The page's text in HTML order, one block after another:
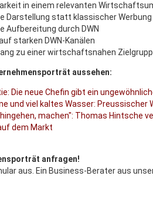
in einem relevanten
Darstellung statt klassischer Werbung
Aufbereitung durch DWN
starken DWN-Kanälen
zu einer wirtschaftsnahen
aussehen:
Die neue Chefin gibt ein
und viel kaltes Wasser: Preussischer
machen": Thomas Hintsche
dem Markt
anfragen!
aus. Ein Business-Berater aus